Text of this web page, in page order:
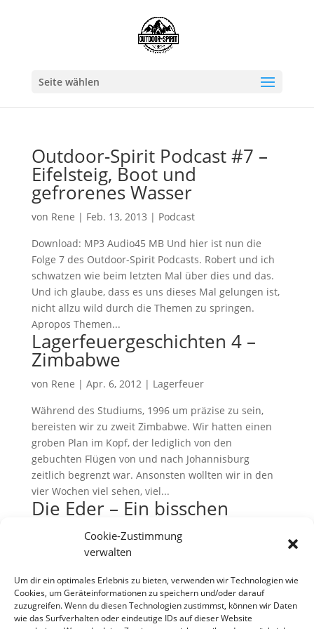
Cookie-Zustimmung
verwalten
Um dir ein optimales Erlebnis zu bieten, verwenden wir Technologien wie
Cookies, um Geräteinformationen zu speichern und/oder darauf
zuzugreifen. Wenn du diesen Technologien zustimmst, können wir Daten
wie das Surfverhalten oder eindeutige IDs auf dieser Website
Seite wählen
Outdoor-Spirit Podcast #7 –
Eifelsteig, Boot und
gefrorenes Wasser
von Rene | Feb. 13, 2013 | Podcast
Download: MP3 Audio45 MB Und hier ist nun die
Folge 7 des Outdoor-Spirit Podcasts. Robert und ich
schwatzen wie beim letzten Mal über dies und das.
Und ich glaube, dass es uns dieses Mal gelungen ist,
nicht allzu wild durch die Themen zu springen.
Apropos Themen...
Lagerfeuergeschichten 4 –
Zimbabwe
von Rene | Apr. 6, 2012| Lagerfeuer
Während des Studiums, 1996 um präzise zu sein,
bereisten wir zu zweit Zimbabwe. Wir hatten einen
groben Plan im Kopf, der lediglich von den
gebuchten Flügen von und nach Johannisburg
zeitlich begrenzt war. Ansonsten wollten wir in den
vier Wochen viel sehen, viel...
Die Eder – Ein bisschen
Wildnis um die Ecke
|Juli 8, 2011
Seit einigen Jahren gibt es die schöne Tradition, dass
sich ein paar Familien zum Anfang des Sommers
zum gemeinsamen Paddeln, Zelten, Klönen und
Grillen treffen. Bei der Auswahl des Zieles haben wir